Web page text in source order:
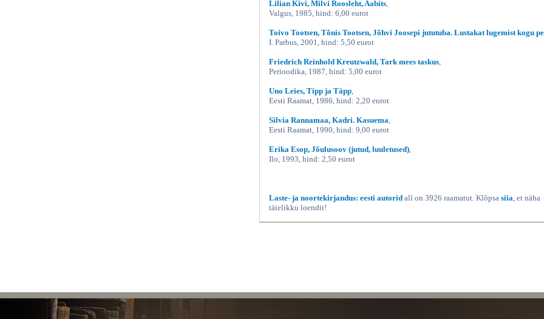
Lilian Kivi, Milvi Roosleht, Aabits,
Valgus, 1985, hind: 6,00 eurot
Toivo Tootsen, Tõnis Tootsen, Jõhvi Joosepi jututuba. Lustakat lugemist kogu
I. Parbus, 2001, hind: 5,50 eurot
Friedrich Reinhold Kreutzwald, Tark mees taskus,
Perioodika, 1987, hind: 5,00 eurot
Uno Leies, Tipp ja Täpp,
Eesti Raamat, 1986, hind: 2,20 eurot
Silvia Rannamaa, Kadri. Kasuema,
Eesti Raamat, 1990, hind: 9,00 eurot
Erika Esop, Jõulusoov (jutud, luuletused),
Ilo, 1993, hind: 2,50 eurot
Laste- ja noortekirjandus: eesti autorid all on 3926 raamatut. Klõpsa siia, et näha
täielikku loendit!